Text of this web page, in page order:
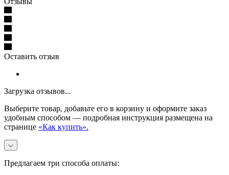
Оставить отзыв
Загрузка отзывов...
Выберите товар, добавьте его в корзину и оформите заказ
удобным способом — подробная инструкция размещена на
странице «Как купить».
Предлагаем три способа оплаты: